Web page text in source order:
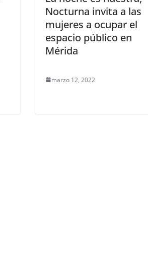
Nocturna invita a las
mujeres a ocupar el
espacio público en
Mérida
marzo 12, 2022